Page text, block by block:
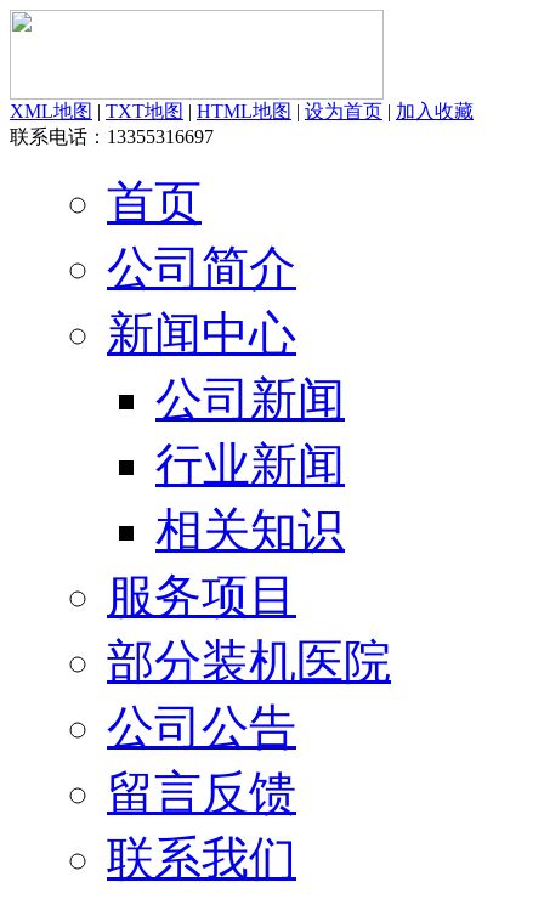
XML地图 | TXT地图 | HTML地图 | 设为首页 | 加入收藏
联系电话：13355316697
首页
公司简介
新闻中心
公司新闻
行业新闻
相关知识
服务项目
部分装机医院
公司公告
留言反馈
联系我们